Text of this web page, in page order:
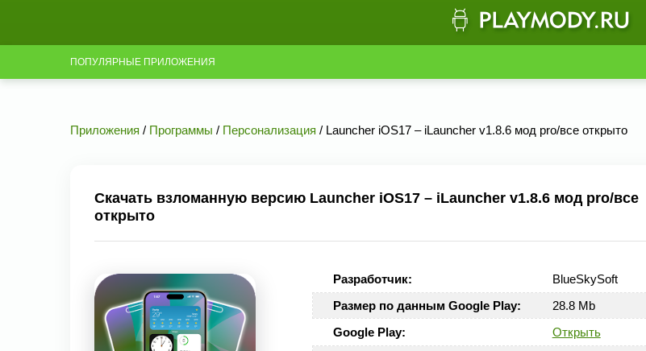
ПОПУЛЯРНЫЕ ПРИЛОЖЕНИЯ
Приложения / Программы / Персонализация / Launcher iOS17 – iLauncher v1.8.6 мод pro/все открыто
Скачать взломанную версию Launcher iOS17 – iLauncher v1.8.6 мод pro/все
открыто
Разработчик:
BlueSkySoft
Размер по данным Google Play:
28.8 Mb
Google Play:
Открыть